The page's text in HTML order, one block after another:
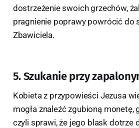
dostrzeżenie swoich grzechów,
pragnienie poprawy powrócić do
Zbawiciela.
5. Szukanie przy
Kobieta z przypowieści Jezusa
mogła znaleźć zgubioną monetę,
czyli sprawi, że jego blask dotrze